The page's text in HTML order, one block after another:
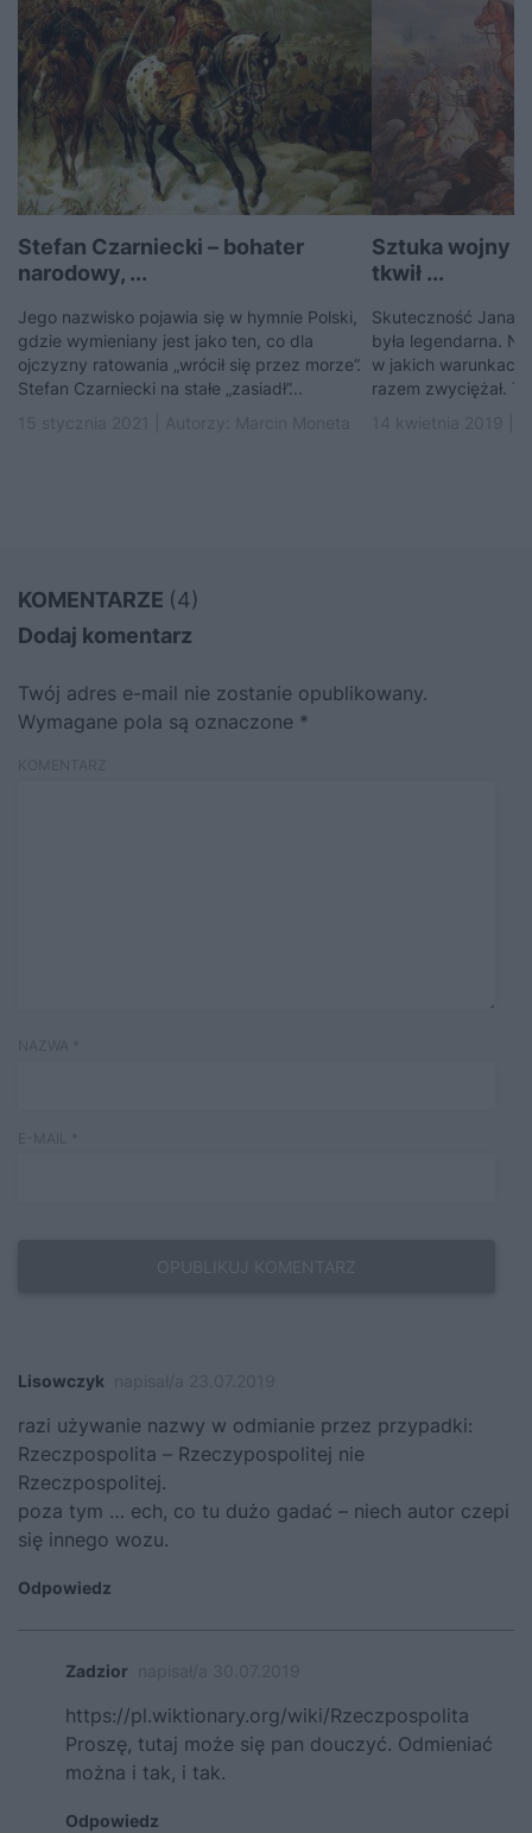
Stefan Czarniecki – bohater
narodowy, ...
Jego nazwisko pojawia się w hymnie Polski,
gdzie wymieniany jest jako ten, co dla
ojczyzny ratowania „wrócił się przez morze”.
Stefan Czarniecki na stałe „zasiadł”...
Sztuka wojny
tkwił ...
Skuteczność Jana
była legendarna.
w jakich warunkach
razem zwyciężał.
KOMENTARZE (4)
Dodaj komentarz
Twój adres e-mail nie zostanie opublikowany.
Wymagane pola są oznaczone *
Lisowczyk
razi używanie nazwy w odmianie przez przypadki:
Rzeczpospolita – Rzeczypospolitej nie
Rzeczpospolitej.
poza tym … ech, co tu dużo gadać – niech autor czepi
się innego wozu.
Odpowiedz
Zadzior
https://pl.wiktionary.org/wiki/Rzeczpospolita
Proszę, tutaj może się pan douczyć. Odmieniać
można i tak, i tak.
Odpowiedz